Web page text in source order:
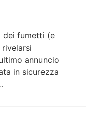
dei fumetti (e
annuncio
in sicurezza